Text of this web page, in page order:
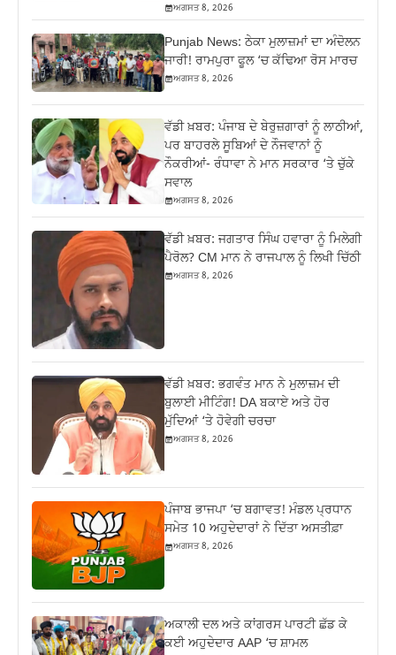
ਅਗਸਤ 8, 2026
Punjab News: ਠੇਕਾ ਮੁਲਾਜ਼ਮਾਂ ਦਾ ਅੰਦੋਲਨ
ਜਾਰੀ! ਰਾਮਪੁਰਾ ਫੂਲ ‘ਚ ਕੱਢਿਆ ਰੋਸ ਮਾਰਚ
ਅਗਸਤ 8, 2026
ਵੱਡੀ ਖ਼ਬਰ: ਪੰਜਾਬ ਦੇ ਬੇਰੁਜ਼ਗਾਰਾਂ ਨੂੰ ਲਾਠੀਆਂ,
ਪਰ ਬਾਹਰਲੇ ਸੂਬਿਆਂ ਦੇ ਨੌਜਵਾਨਾਂ ਨੂੰ
ਨੌਕਰੀਆਂ- ਰੰਧਾਵਾ ਨੇ ਮਾਨ ਸਰਕਾਰ ‘ਤੇ ਚੁੱਕੇ
ਸਵਾਲ
ਅਗਸਤ 8, 2026
ਵੱਡੀ ਖ਼ਬਰ: ਜਗਤਾਰ ਸਿੰਘ ਹਵਾਰਾ ਨੂੰ ਮਿਲੇਗੀ
ਪੈਰੋਲ? CM ਮਾਨ ਨੇ ਰਾਜਪਾਲ ਨੂੰ ਲਿਖੀ ਚਿੱਠੀ
ਅਗਸਤ 8, 2026
ਵੱਡੀ ਖ਼ਬਰ: ਭਗਵੰਤ ਮਾਨ ਨੇ ਮੁਲਾਜ਼ਮ ਦੀ
ਬੁਲਾਈ ਮੀਟਿੰਗ! DA ਬਕਾਏ ਅਤੇ ਹੋਰ
ਮੁੱਦਿਆਂ ‘ਤੇ ਹੋਵੇਗੀ ਚਰਚਾ
ਅਗਸਤ 8, 2026
ਪੰਜਾਬ ਭਾਜਪਾ ‘ਚ ਬਗਾਵਤ! ਮੰਡਲ ਪ੍ਰਧਾਨ
ਸਮੇਤ 10 ਅਹੁਦੇਦਾਰਾਂ ਨੇ ਦਿੱਤਾ ਅਸਤੀਫ਼ਾ
ਅਗਸਤ 8, 2026
ਅਕਾਲੀ ਦਲ ਅਤੇ ਕਾਂਗਰਸ ਪਾਰਟੀ ਛੱਡ ਕੇ
ਕਈ ਅਹੁਦੇਦਾਰ AAP ‘ਚ ਸ਼ਾਮਲ